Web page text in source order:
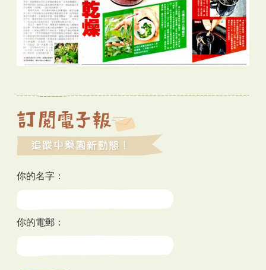
你的名字：
你的電郵：